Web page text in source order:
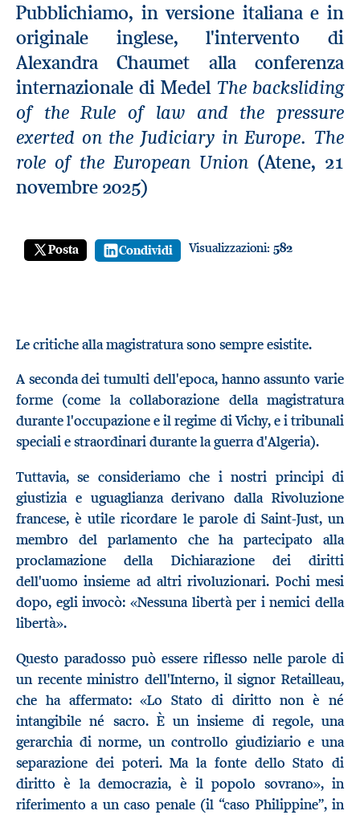
Pubblichiamo, in versione italiana e in
originale inglese, l'intervento di
Alexandra Chaumet alla conferenza
internazionale di Medel The backsliding
of the Rule of law and the pressure
exerted on the Judiciary in Europe. The
role of the European Union (Atene, 21
novembre 2025)
Posta Condividi Visualizzazioni: 582
Le critiche alla magistratura sono sempre esistite.
A seconda dei tumulti dell'epoca, hanno assunto varie
forme (come la collaborazione della magistratura
durante l'occupazione e il regime di Vichy, e i tribunali
speciali e straordinari durante la guerra d'Algeria).
Tuttavia, se consideriamo che i nostri principi di
giustizia e uguaglianza derivano dalla Rivoluzione
francese, è utile ricordare le parole di Saint-Just, un
membro del parlamento che ha partecipato alla
proclamazione della Dichiarazione dei diritti
dell'uomo insieme ad altri rivoluzionari. Pochi mesi
dopo, egli invocò: «Nessuna libertà per i nemici della
libertà».
Questo paradosso può essere riflesso nelle parole di
un recente ministro dell'Interno, il signor Retailleau,
che ha affermato: «Lo Stato di diritto non è né
intangibile né sacro. È un insieme di regole, una
gerarchia di norme, un controllo giudiziario e una
separazione dei poteri. Ma la fonte dello Stato di
diritto è la democrazia, è il popolo sovrano», in
riferimento a un caso penale (il “caso Philippine”, in